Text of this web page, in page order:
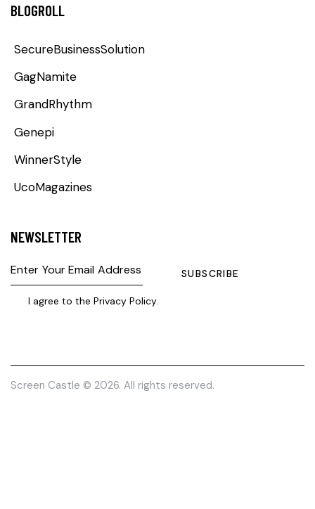
BLOGROLL
SecureBusinessSolution
GagNamite
GrandRhythm
Genepi
WinnerStyle
UcoMagazines
NEWSLETTER
SUBSCRIBE
I agree to thePrivacy Policy.
Screen Castle © 2026. All rights reserved.